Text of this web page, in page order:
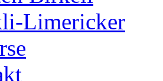
Limericker